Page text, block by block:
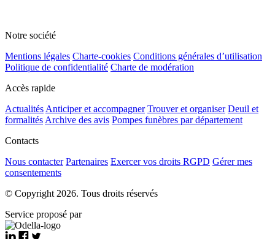
Notre société
Mentions légales Charte-cookies Conditions générales d’utilisation
Politique de confidentialité Charte de modération
Accès rapide
Actualités Anticiper et accompagner Trouver et organiser Deuil et
formalités Archive des avis Pompes funèbres par département
Contacts
Nous contacter Partenaires Exercer vos droits RGPD Gérer mes
consentements
© Copyright 2026. Tous droits réservés
Service proposé par